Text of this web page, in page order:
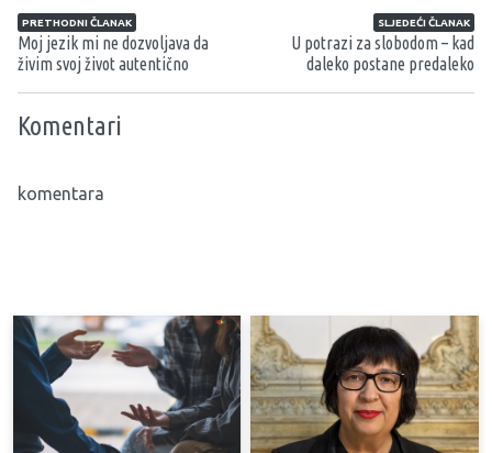
Navigacija članaka
PRETHODNI ČLANAK
Moj jezik mi ne dozvoljava da
živim svoj život autentično
SLJEDEĆI ČLANAK
U potrazi za slobodom – kad
daleko postane predaleko
Komentari
komentara